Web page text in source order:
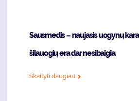
Sausmedis – naujasis uogynų
šilauogių era dar nesibaigia
Skaityti daugiau